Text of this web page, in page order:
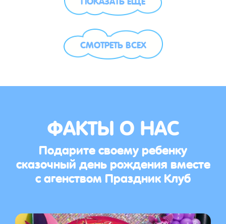
СМОТРЕТЬ ВСЕХ
ФАКТЫ О НАС
Подарите своему ребенку
сказочный день рождения вместе
с агенством Праздник Клуб